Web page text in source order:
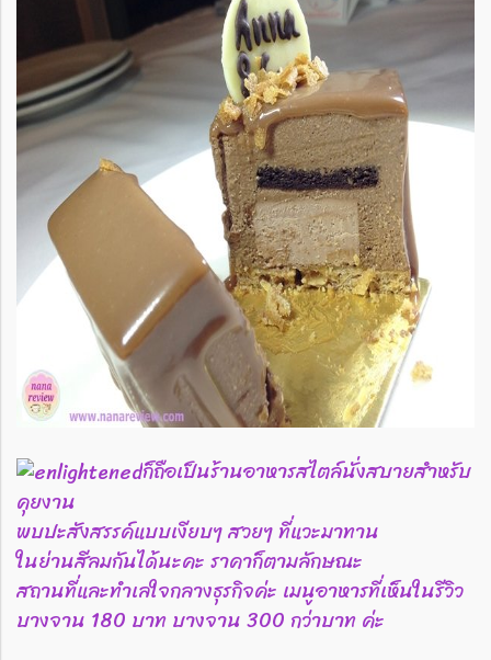
ก็ถือเป็นร้านอาหารสไตล์นั่งสบายสำหรับ
คุยงาน
พบปะสังสรรค์แบบเงียบๆ สวยๆ ที่แวะมาทาน
ในย่านสีลมกันได้นะคะ ราคาก็ตามลักษณะ
สถานที่และทำเลใจกลางธุรกิจค่ะ เมนูอาหารที่เห็นในรีวิว
บางจาน 180 บาท บางจาน 300 กว่าบาท ค่ะ